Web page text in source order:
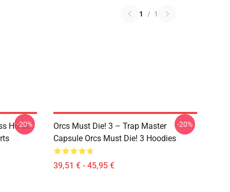
1 / 1
Horde
-20%
Orcs Must Die! 3 – Trap Master
Capsule Orcs Must Die! 3 Hoodies
39,51 € - 45,95 €
-20%